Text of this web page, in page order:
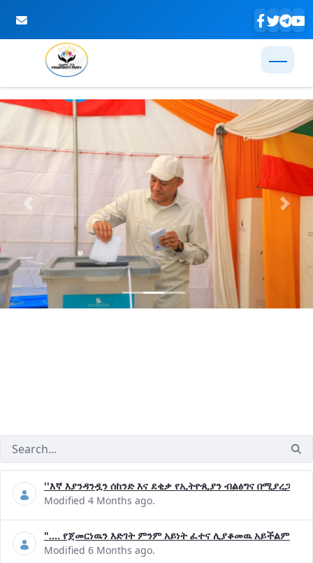
Skip to Main Content
Previous Next
''እኛ እያንዳንዷን ሰከንድ እና ደቂቃ የኢትዮጲያን ብልፅግና
Modified 4 Months ago.
".... የጀመርነዉን እድገት ምንም አይነት ፈተና ሊያቆመዉ አይችልም"-
Modified 6 Months ago.